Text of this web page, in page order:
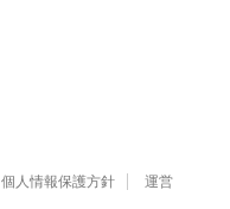
個人情報保護方針 運営